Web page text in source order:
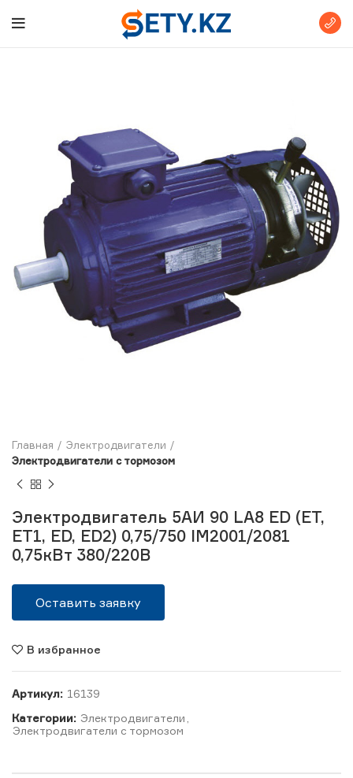
Главная
Электродвигатели
Электродвигатели с тормозом
Электродвигатель 5АИ 90 LA8 ЕD (ЕТ,
ЕТ1, ЕD, ЕD2) 0,75/750 IM2001/2081
0,75кВт 380/220В
Оставить заявку
В избранное
Артикул: 16139
Категории: Электродвигатели
Электродвигатели с тормозом